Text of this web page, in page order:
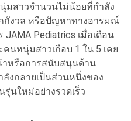
มสาวจำนวนไม่น้อยที่กำลัง
กังวล หรือปัญหาทางอารมณ์
Pediatrics เมื่อเดือน
นหนุ่มสาวเกือบ 1 ใน 5 เคย
หรือการสนับสนุนด้าน
งกลายเป็นส่วนหนึ่งของ
นใหม่อย่างรวดเร็ว